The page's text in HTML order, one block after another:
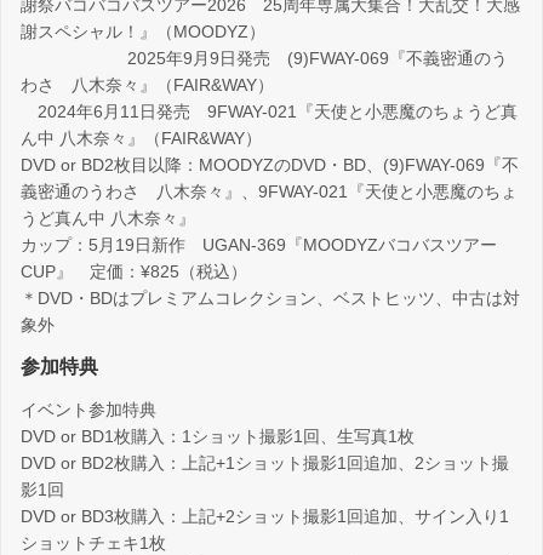
謝祭バコバコバスツアー2026 25周年専属大集合！大乱交！大感
謝スペシャル！』（MOODYZ）
2025年9月9日発売 (9)FWAY-069『不義密通のう
わさ 八木奈々』（FAIR&WAY）
2024年6月11日発売 9FWAY-021『天使と小悪魔のちょうど真
ん中 八木奈々』（FAIR&WAY）
DVD or BD2枚目以降：MOODYZのDVD・BD、(9)FWAY-069『不
義密通のうわさ 八木奈々』、9FWAY-021『天使と小悪魔のちょ
うど真ん中 八木奈々』
カップ：5月19日新作 UGAN-369『MOODYZバコバスツアー
CUP』 定価：¥825（税込）
＊DVD・BDはプレミアムコレクション、ベストヒッツ、中古は対
象外
参加特典
イベント参加特典
DVD or BD1枚購入：1ショット撮影1回、生写真1枚
DVD or BD2枚購入：上記+1ショット撮影1回追加、2ショット撮
影1回
DVD or BD3枚購入：上記+2ショット撮影1回追加、サイン入り1
ショットチェキ1枚